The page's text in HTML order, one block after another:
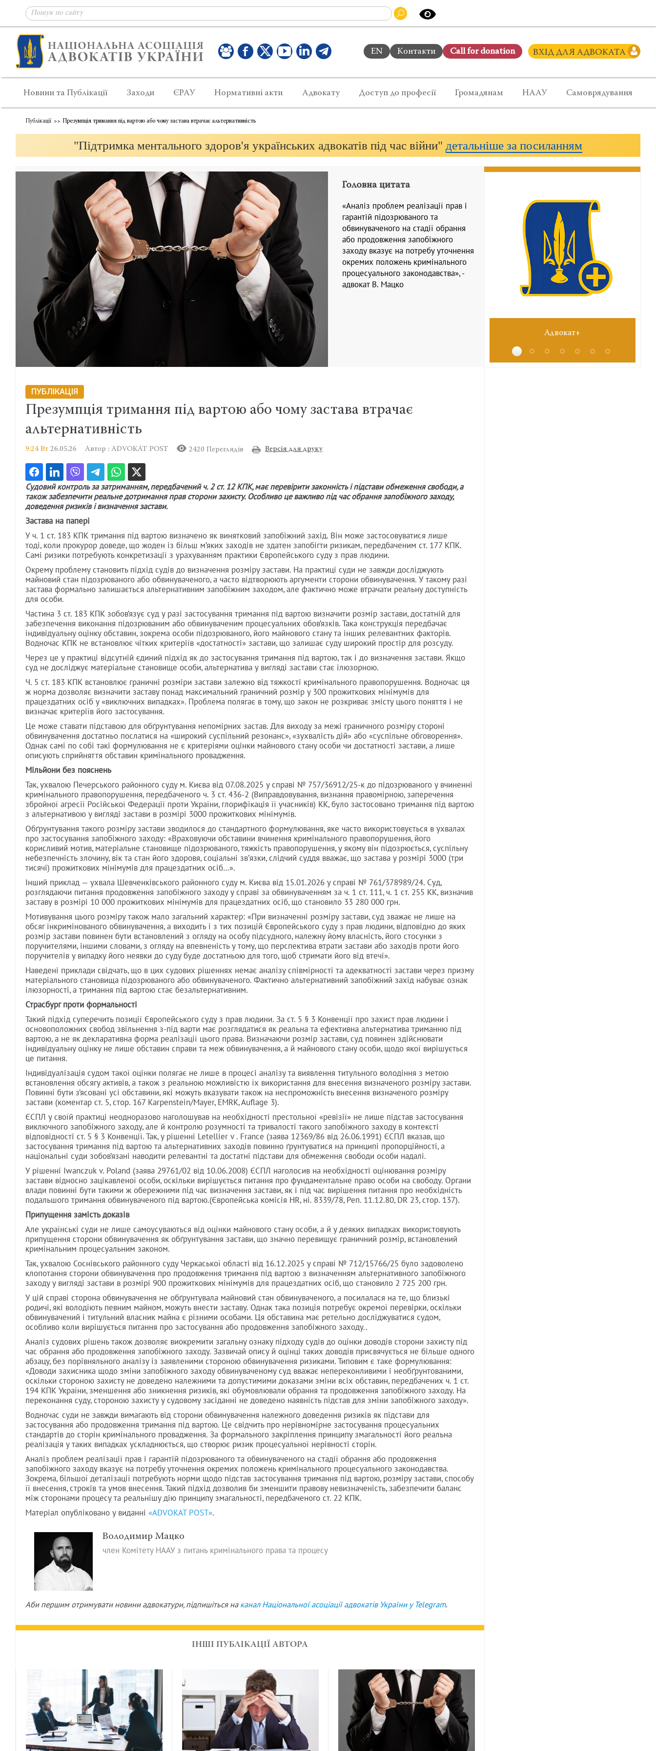
EN Контакти Сall for donation ВХІД ДЛЯ АДВОКАТА
Новини та Публікації Заходи ЄРАУ Нормативні акти Адвокату Доступ до професії Громадянам НААУ Самоврядування
Публікації Презумпція тримання під вартою або чому застава втрачає альтернативність
"Підтримка ментального здоров'я українських адвокатів під час війни" детальніше за посиланням
Головна цитата
«Аналіз проблем реалізації прав і
гарантій підозрюваного та
обвинуваченого на стадії обрання
або продовження запобіжного
заходу вказує на потребу уточнення
окремих положень кримінального
процесуального законодавства», -
адвокат В. Мацко
ПУБЛІКАЦІЯ
Презумпція тримання під вартою або чому застава втрачає
альтернативність
9:24 Вт 26.05.26 Автор : ADVOKAT POST 2420 Переглядів Версія для друку
Судовий контроль за затриманням, передбачений ч. 2 ст. 12 КПК, має перевірити законність і підстави обмеження свободи, а
також забезпечити реальне дотримання прав сторони захисту. Особливо це важливо під час обрання запобіжного заходу,
доведення ризиків і визначення застави.
Застава на папері
У ч. 1 ст. 183 КПК тримання під вартою визначено як винятковий запобіжний захід. Він може застосовуватися лише
тоді, коли прокурор доведе, що жоден із більш м’яких заходів не здатен запобігти ризикам, передбаченим ст. 177 КПК.
Самі ризики потребують конкретизації з урахуванням практики Європейського суду з прав людини.
Окрему проблему становить підхід судів до визначення розміру застави. На практиці суди не завжди досліджують
майновий стан підозрюваного або обвинуваченого, а часто відтворюють аргументи сторони обвинувачення. У такому разі
застава формально залишається альтернативним запобіжним заходом, але фактично може втрачати реальну доступність
для особи.
Частина 3 ст. 183 КПК зобов’язує суд у разі застосування тримання під вартою визначити розмір застави, достатній для
забезпечення виконання підозрюваним або обвинуваченим процесуальних обов’язків. Така конструкція передбачає
індивідуальну оцінку обставин, зокрема особи підозрюваного, його майнового стану та інших релевантних факторів.
Водночас КПК не встановлює чітких критеріїв «достатності» застави, що залишає суду широкий простір для розсуду.
Через це у практиці відсутній єдиний підхід як до застосування тримання під вартою, так і до визначення застави. Якщо
суд не досліджує матеріальне становище особи, альтернатива у вигляді застави стає ілюзорною.
Ч. 5 ст. 183 КПК встановлює граничні розміри застави залежно від тяжкості кримінального правопорушення. Водночас ця
ж норма дозволяє визначити заставу понад максимальний граничний розмір у 300 прожиткових мінімумів для
працездатних осіб у «виключних випадках». Проблема полягає в тому, що закон не розкриває змісту цього поняття і не
визначає критеріїв його застосування.
Це може ставати підставою для обґрунтування непомірних застав. Для виходу за межі граничного розміру стороні
обвинувачення достатньо послатися на «широкий суспільний резонанс», «зухвалість дій» або «суспільне обговорення».
Однак самі по собі такі формулювання не є критеріями оцінки майнового стану особи чи достатності застави, а лише
описують сприйняття обставин кримінального провадження.
Мільйони без пояснень
Так, ухвалою Печерського районного суду м. Києва від 07.08.2025 у справі № 757/36912/25-к до підозрюваного у вчиненні
кримінального правопорушення, передбаченого ч. 3 ст. 436-2 (Виправдовування, визнання правомірною, заперечення
збройної агресії Російської Федерації проти України, глорифікація її учасників) КК, було застосовано тримання під вартою
з альтернативою у вигляді застави в розмірі 3000 прожиткових мінімумів.
Обґрунтування такого розміру застави зводилося до стандартного формулювання, яке часто використовується в ухвалах
про застосування запобіжного заходу: «Враховуючи обставини вчинення кримінального правопорушення, його
корисливий мотив, матеріальне становище підозрюваного, тяжкість правопорушення, у якому він підозрюється, суспільну
небезпечність злочину, вік та стан його здоровя, соціальні звʼязки, слідчий суддя вважає, що застава у розмірі 3000 (три
тисячі) прожиткових мінімумів для працездатних осіб…».
Інший приклад — ухвала Шевченківського районного суду м. Києва від 15.01.2026 у справі № 761/378989/24. Суд,
розглядаючи питання продовження запобіжного заходу у справі за обвинуваченням за ч. 1 ст. 111, ч. 1 ст. 255 КК, визначив
заставу в розмірі 10 000 прожиткових мінімумів для працездатних осіб, що становило 33 280 000 грн.
Мотивування цього розміру також мало загальний характер: «При визначенні розміру застави, суд зважає не лише на
обсяг інкримінованого обвинувачення, а виходить і з тих позицій Європейського суду з прав людини, відповідно до яких
розмір застави повинен бути встановлений з огляду на особу підсудного, належну йому власність, його стосунки з
поручителями, іншими словами, з огляду на впевненість у тому, що перспектива втрати застави або заходів проти його
поручителів у випадку його неявки до суду буде достатньою для того, щоб стримати його від втечі».
Наведені приклади свідчать, що в цих судових рішеннях немає аналізу співмірності та адекватності застави через призму
матеріального становища підозрюваного або обвинуваченого. Фактично альтернативний запобіжний захід набуває ознак
ілюзорності, а тримання під вартою стає безальтернативним.
Страсбург проти формальності
Такий підхід суперечить позиції Європейського суду з прав людини. За ст. 5 § 3 Конвенції про захист прав людини і
основоположних свобод звільнення з-під варти має розглядатися як реальна та ефективна альтернатива триманню під
вартою, а не як декларативна форма реалізації цього права. Визначаючи розмір застави, суд повинен здійснювати
індивідуальну оцінку не лише обставин справи та меж обвинувачення, а й майнового стану особи, щодо якої вирішується
це питання.
Індивідуалізація судом такої оцінки полягає не лише в процесі аналізу та виявлення титульного володіння з метою
встановлення обсягу активів, а також з реальною можливістю їх використання для внесення визначеного розміру застави.
Повинні бути з’ясовані усі обставини, які можуть вказувати також на неспроможність внесення визначеного розміру
застави (коментар ст. 5, стор. 167 Karpenstein/Mayer, EMRK, Auflage 3).
ЄСПЛ у своїй практиці неодноразово наголошував на необхідності престольної «ревізії» не лише підстав застосування
виключного запобіжного заходу, але й контролю розумності та тривалості такого запобіжного заходу в контексті
відповідності ст. 5 § 3 Конвенції. Так, у рішенні Letellier v . France (заява 12369/86 від 26.06.1991) ЄСПЛ вказав, що
застосування тримання під вартою та альтернативних заходів повинно ґрунтуватися на принципі пропорційності, а
національні суди зобов’язані наводити релевантні та достатні підстави для обмеження свободи особи надалі.
У рішенні Iwanczuk v. Poland (заява 29761/02 від 10.06.2008) ЄСПЛ наголосив на необхідності оцінювання розміру
застави відносно зацікавленої особи, оскільки вирішується питання про фундаментальне право особи на свободу. Органи
влади повинні бути такими ж обережними під час визначення застави, як і під час вирішення питання про необхідність
подальшого тримання обвинуваченого під вартою.(Європейська комісія HR, ні. 8339/78, Реп. 11.12.80, DR 23, стор. 137).
Припущення замість доказів
Але українські суди не лише самоусуваються від оцінки майнового стану особи, а й у деяких випадках використовують
припущення сторони обвинувачення як обґрунтування застави, що значно перевищує граничний розмір, встановлений
кримінальним процесуальним законом.
Так, ухвалою Соснівського районного суду Черкаської області від 16.12.2025 у справі № 712/15766/25 було задоволено
клопотання сторони обвинувачення про продовження тримання під вартою з визначенням альтернативного запобіжного
заходу у вигляді застави в розмірі 900 прожиткових мінімумів для працездатних осіб, що становило 2 725 200 грн.
У цій справі сторона обвинувачення не обґрунтувала майновий стан обвинуваченого, а посилалася на те, що близькі
родичі, які володіють певним майном, можуть внести заставу. Однак така позиція потребує окремої перевірки, оскільки
обвинувачений і титульний власник майна є різними особами. Ця обставина має ретельно досліджуватися судом,
особливо коли вирішується питання про застосування або продовження запобіжного заходу..
Аналіз судових рішень також дозволяє виокремити загальну ознаку підходу судів до оцінки доводів сторони захисту під
час обрання або продовження запобіжного заходу. Зазвичай опису й оцінці таких доводів присвячується не більше одного
абзацу, без порівняльного аналізу із заявленими стороною обвинувачення ризиками. Типовим є таке формулювання:
«Доводи захисника щодо зміни запобіжного заходу обвинуваченому суд вважає непереконливими і необґрунтованими,
оскільки стороною захисту не доведено належними та допустимими доказами зміни всіх обставин, передбачених ч. 1 ст.
194 КПК України, зменшення або зникнення ризиків, які обумовлювали обрання та продовження запобіжного заходу. На
переконання суду, стороною захисту у судовому засіданні не доведено наявність підстав для зміни запобіжного заходу».
Водночас суди не завжди вимагають від сторони обвинувачення належного доведення ризиків як підстави для
застосування або продовження тримання під вартою. Це свідчить про нерівномірне застосування процесуальних
стандартів до сторін кримінального провадження. За формального закріплення принципу змагальності його реальна
реалізація у таких випадках ускладнюється, що створює ризик процесуальної нерівності сторін.
Аналіз проблем реалізації прав і гарантій підозрюваного та обвинуваченого на стадії обрання або продовження
запобіжного заходу вказує на потребу уточнення окремих положень кримінального процесуального законодавства.
Зокрема, більшої деталізації потребують норми щодо підстав застосування тримання під вартою, розміру застави, способу
її внесення, строків та умов внесення. Такий підхід дозволив би зменшити правову невизначеність, забезпечити баланс
між сторонами процесу та реальнішу дію принципу змагальності, передбаченого ст. 22 КПК.
Матеріал опубліковано у виданні «ADVOKAT POST».
Володимир Мацко
член Комітету НААУ з питань кримінального права та процесу
Аби першим отримувати новини адвокатури, підпишіться на канал Національної асоціації адвокатів України у Telegram.
ІНШІ ПУБЛІКАЦІЇ АВТОРА
№6 червень 2026